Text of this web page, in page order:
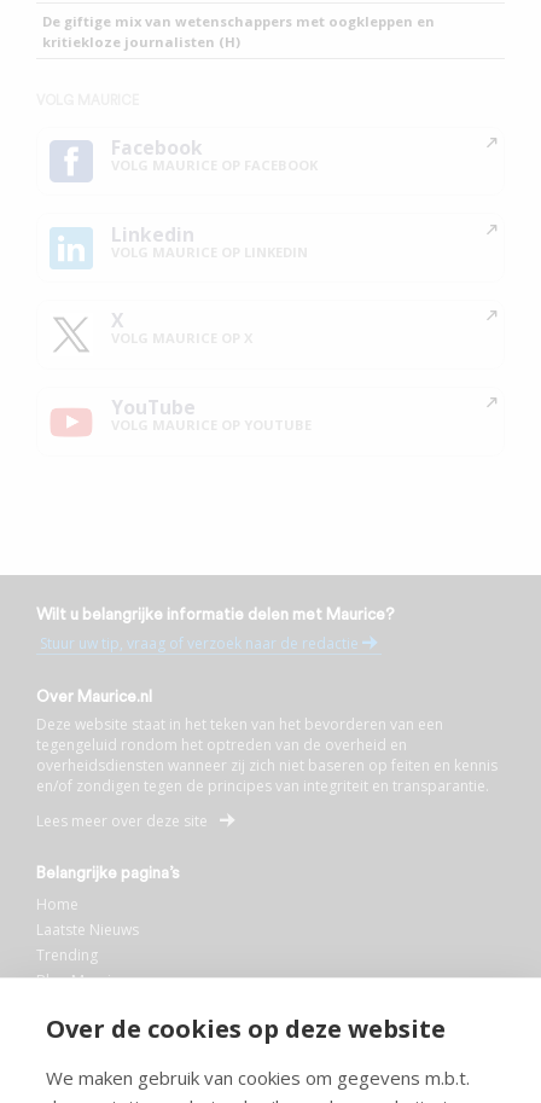
Over de cookies op deze website
We maken gebruik van cookies om gegevens m.b.t.
De giftige mix van wetenschappers met oogkleppen en
kritiekloze journalisten (H)
Facebook
Linkedin
X
YouTube
Wilt u belangrijke informatie delen met Maurice?
Stuur uw tip, vraag of verzoek naar de redactie
Over Maurice.nl
Deze website staat in het teken van het bevorderen van een
tegengeluid rondom het optreden van de overheid en
overheidsdiensten wanneer zij zich niet baseren op feiten en kennis
en/of zondigen tegen de principes van integriteit en transparantie.
Lees meer over deze site
Belangrijke pagina’s
Home
Laatste Nieuws
Trending
Blog Maurice
Bibliotheek
Info en service